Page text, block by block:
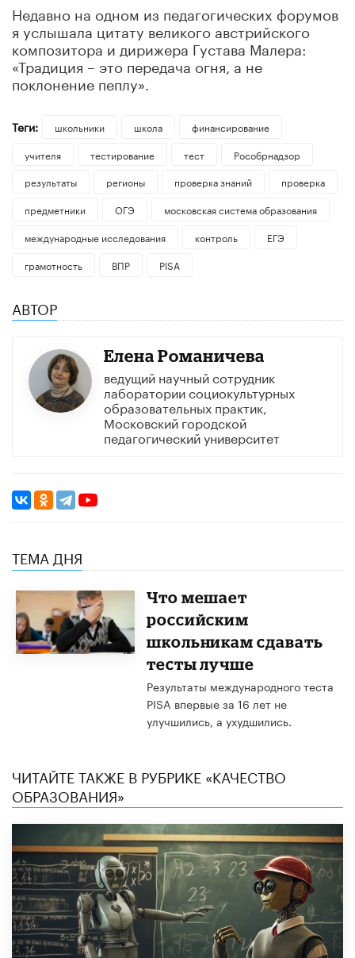
Недавно на одном из педагогических форумов
я услышала цитату великого австрийского
композитора и дирижера Густава Малера:
«Традиция – это передача огня, а не
поклонение пеплу».
Теги: школьники школа
финансирование
учителя
тестирование тест
Рособрнадзор
результаты
регионы проверка знаний
проверка
предметники
ОГЭ
московская система образования
международные исследования
контроль
ЕГЭ
грамотность
ВПР PISA
АВТОР
Елена Романичева
ведущий научный сотрудник
лаборатории социокультурных
образовательных практик,
Московский городской
педагогический университет
ТЕМА ДНЯ
Что мешает
российским
школьникам сдавать
тесты лучше
Результаты международного теста
PISA впервые за 16 лет не
улучшились, а ухудшились.
ЧИТАЙТЕ ТАКЖЕ В РУБРИКЕ «КАЧЕСТВО
ОБРАЗОВАНИЯ»